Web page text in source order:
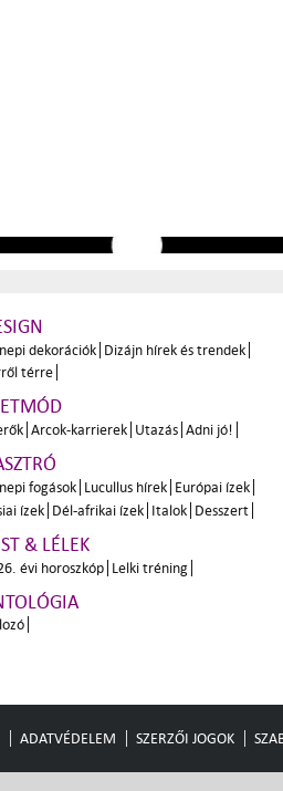
dekorációk Dizájn hírek és trendek
térre
Arcok-karrierek Utazás Adni jó!
fogások Lucullus hírek Európai ízek
ízek Dél-afrikai ízek Italok Desszert
& LÉLEK
évi horoszkóp Lelki tréning
ADATVÉDELEM SZERZŐI JOGOK